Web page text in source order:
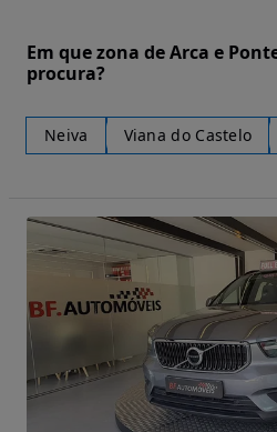
Em que zona de Arca e
procura?
Neiva Viana do Castelo